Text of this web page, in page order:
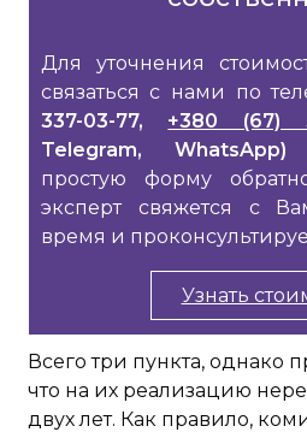
Для уточнения
связаться с нами по
337-03-77, +380 (67)
Telegram, WhatsApp)
простую форму
эксперт свяжется с
время и
Узнать
Всего три пункта, однако
что на их реализацию
двух лет. Как правило,